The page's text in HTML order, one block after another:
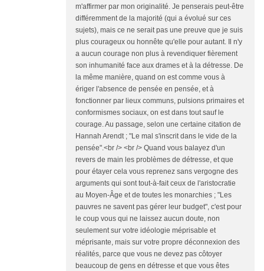
m'affirmer par mon originalité. Je penserais peut-être
différemment de la majorité (qui a évolué sur ces
sujets), mais ce ne serait pas une preuve que je suis
plus courageux ou honnête qu'elle pour autant. Il n'y
a aucun courage non plus à revendiquer fièrement
son inhumanité face aux drames et à la détresse. De
la même manière, quand on est comme vous à
ériger l'absence de pensée en pensée, et à
fonctionner par lieux communs, pulsions primaires et
conformismes sociaux, on est dans tout sauf le
courage. Au passage, selon une certaine citation de
Hannah Arendt ; "Le mal s'inscrit dans le vide de la
pensée".<br /> <br /> Quand vous balayez d'un
revers de main les problèmes de détresse, et que
pour étayer cela vous reprenez sans vergogne des
arguments qui sont tout-à-fait ceux de l'aristocratie
au Moyen-Âge et de toutes les monarchies ; "Les
pauvres ne savent pas gérer leur budget", c'est pour
le coup vous qui ne laissez aucun doute, non
seulement sur votre idéologie méprisable et
méprisante, mais sur votre propre déconnexion des
réalités, parce que vous ne devez pas côtoyer
beaucoup de gens en détresse et que vous êtes